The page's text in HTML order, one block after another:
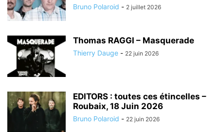
Bruno Polaroid - 2 juillet 2026
Thomas RAGGI – Masquerade
Thierry Dauge - 22 juin 2026
EDITORS : toutes ces étincelles –
Roubaix, 18 Juin 2026
Bruno Polaroid - 22 juin 2026